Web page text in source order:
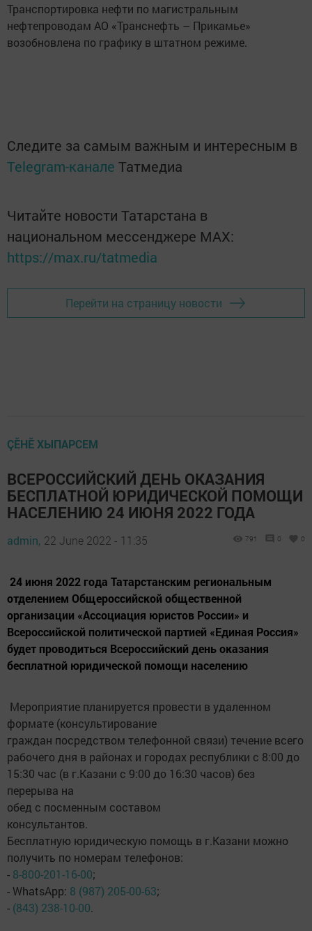
Транспортировка нефти по магистральным
нефтепроводам АО «Транснефть – Прикамье»
возобновлена по графику в штатном режиме.
Следите за самым важным и интересным в
Telegram-канале Татмедиа
Читайте новости Татарстана в
национальном мессенджере MАХ:
https://max.ru/tatmedia
Перейти на страницу новости
ÇӖНӖ ХЫПАРСЕМ
ВСЕРОССИЙСКИЙ ДЕНЬ ОКАЗАНИЯ
БЕСПЛАТНОЙ ЮРИДИЧЕСКОЙ ПОМОЩИ
НАСЕЛЕНИЮ 24 ИЮНЯ 2022 ГОДА
admin, 22 June 2022 - 11:35 791 0 0
24 июня 2022 года Татарстанским региональным
отделением Общероссийской общественной
организации «Ассоциация юристов России» и
Всероссийской политической партией «Единая Россия»
будет проводиться Всероссийский день оказания
бесплатной юридической помощи населению
Мероприятие планируется провести в удаленном
формате (консультирование
граждан посредством телефонной связи) течение всего
рабочего дня в районах и городах республики с 8:00 до
15:30 час (в г.Казани с 9:00 до 16:30 часов) без
перерыва на
обед с посменным составом
консультантов.
Бесплатную юридическую помощь в г.Казани можно
получить по номерам телефонов:
- 8-800-201-16-00;
- WhatsApp: 8 (987) 205-00-63;
- (843) 238-10-00.